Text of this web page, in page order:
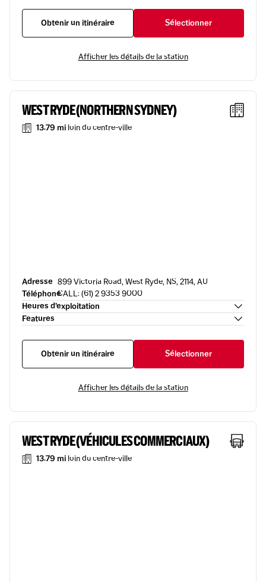
Obtenir un itinéraire Sélectionner
Afficher les détails de la station
WEST RYDE (NORTHERN SYDNEY)
13.79 mi loin du centre-ville
Adresse 899 Victoria Road, West Ryde, NS, 2114, AU
TéléphoneCALL: (61) 2 9353 9000
Heures d’exploitation
Features
Obtenir un itinéraire Sélectionner
Afficher les détails de la station
WEST RYDE (VÉHICULES COMMERCIAUX)
13.79 mi loin du centre-ville